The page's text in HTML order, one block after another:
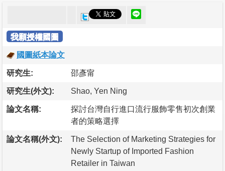
我願授權國圖
國圖紙本論文
研究生: 邵彥甯
研究生(外文): Shao, Yen Ning
論文名稱:
探討台灣自行進口流行服飾零售初次創業
者的策略選擇
論文名稱(外文):
The Selection of Marketing Strategies for
Newly Startup of Imported Fashion
Retailer in Taiwan